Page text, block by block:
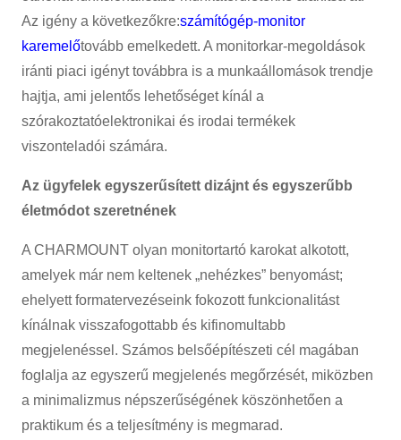
Az igény a következőkre:számítógép-monitor
karemelőtovább emelkedett. A monitorkar-megoldások
iránti piaci igényt továbbra is a munkaállomások trendje
hajtja, ami jelentős lehetőséget kínál a
szórakoztatóelektronikai és irodai termékek
viszonteladói számára.
Az ügyfelek egyszerűsített dizájnt és egyszerűbb
életmódot szeretnének
A CHARMOUNT olyan monitortartó karokat alkotott,
amelyek már nem keltenek „nehézkes” benyomást;
ehelyett formatervezéseink fokozott funkcionalitást
kínálnak visszafogottabb és kifinomultabb
megjelenéssel. Számos belsőépítészeti cél magában
foglalja az egyszerű megjelenés megőrzését, miközben
a minimalizmus népszerűségének köszönhetően a
praktikum és a teljesítmény is megmarad.